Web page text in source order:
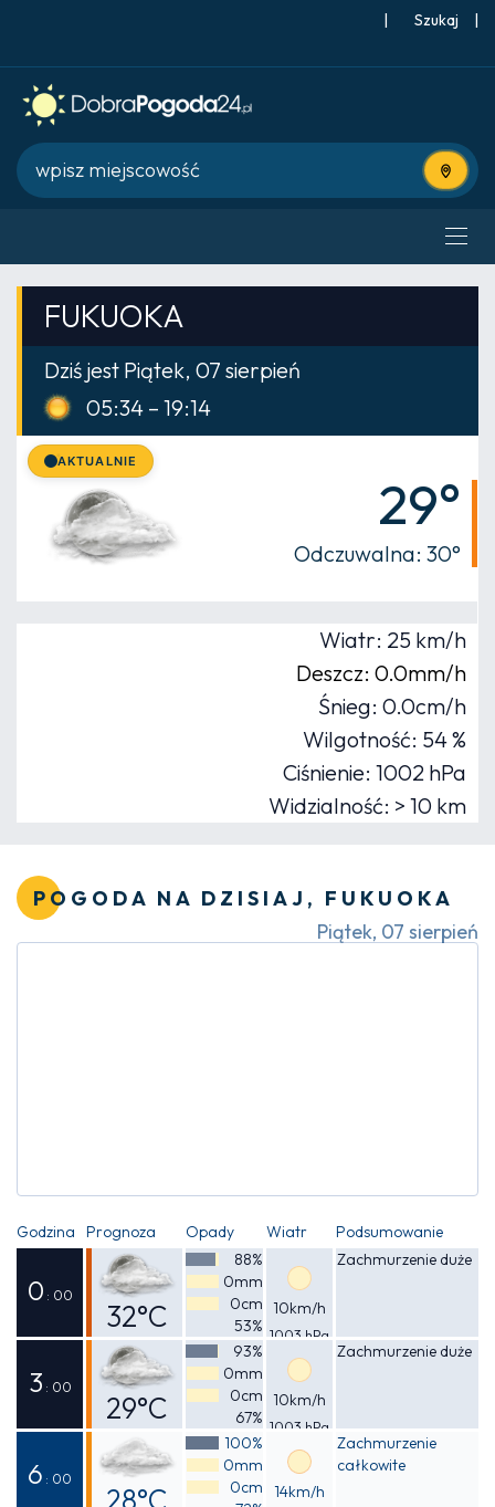
| |
Użyj
FUKUOKA
Dziś jest Piątek, 07 sierpień
05:34 – 19:14
AKTUALNIE
29°
Odczuwalna: 30°
Wiatr: 25 km/h
Deszcz: 0.0mm/h
Śnieg: 0.0cm/h
Wilgotność: 54 %
Ciśnienie: 1002 hPa
Widzialność: > 10 km
POGODA NA DZISIAJ, FUKUOKA
Piątek, 07 sierpień
Godzina Prognoza Opady Wiatr Podsumowanie
0 : 00
32°C
Odczuwalna
34°C
88%
0mm
0cm
53%
10km/h
1003 hPa
Zachmurzenie duże
3 : 00
29°C
Odczuwalna
31°C
93%
0mm
0cm
67%
10km/h
1003 hPa
Zachmurzenie duże
6 : 00
28°C
100%
0mm
0cm
14km/h
Zachmurzenie
całkowite